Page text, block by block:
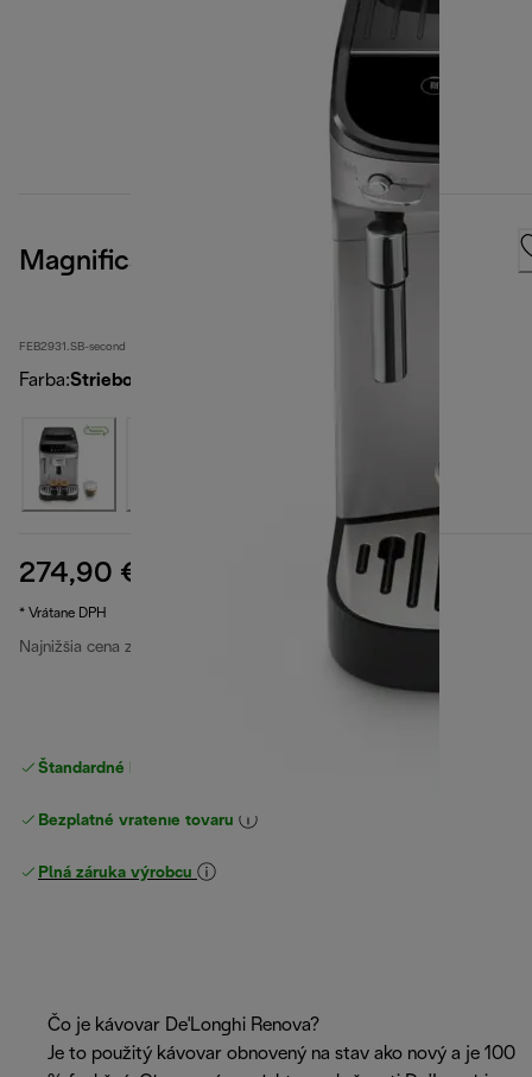
Magnifica Evo
FEB2931.SB-second
Farba:Strieborná
274,90 € pôvodná cena 449,90 €
* Vrátane DPH
Najnižšia cena za posledných 30 dní 274,90 €
Štandardné bezplatné doručenie
Bezplatné vrátenie tovaru
Plná záruka výrobcu
Čo je kávovar De'Longhi Renova?
Je to použitý kávovar obnovený na stav ako nový a je 100